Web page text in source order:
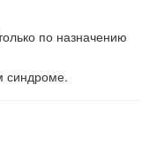
по назначению
синдроме.